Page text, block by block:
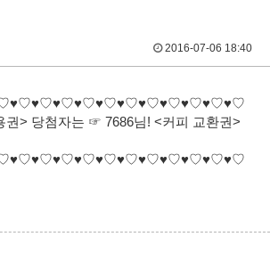
2016-07-06 18:40
> 당첨자는 ☞ 7686님! <커피 교환권>